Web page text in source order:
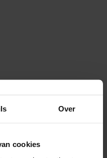
Over
cookies